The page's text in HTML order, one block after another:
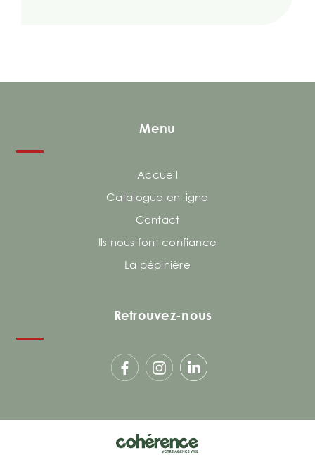
Menu
Accueil
Catalogue en ligne
Contact
Ils nous font confiance
La pépinière
Retrouvez-nous